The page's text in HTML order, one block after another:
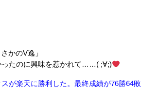
かのV逸」
ったのに興味を惹かれて……( ;∀;)
が楽天に勝利した。最終成績が76勝64